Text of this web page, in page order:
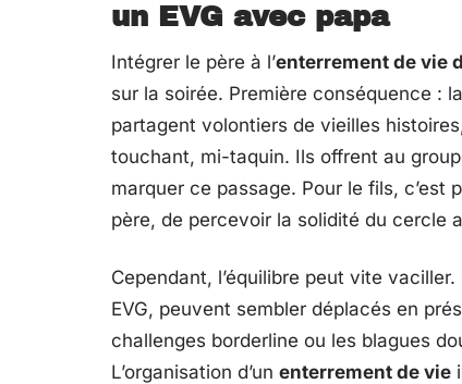
un EVG avec papa
Intégrer le père à l’enterrement de vie
sur la soirée. Première conséquence : la
partagent volontiers de vieilles
touchant, mi-taquin. Ils offrent au
marquer ce passage. Pour le fils, c’est
père, de percevoir la solidité du cercle
Cependant, l’équilibre peut vite
EVG, peuvent sembler déplacés en
challenges borderline ou les blagues
L’organisation d’un enterrement de vie